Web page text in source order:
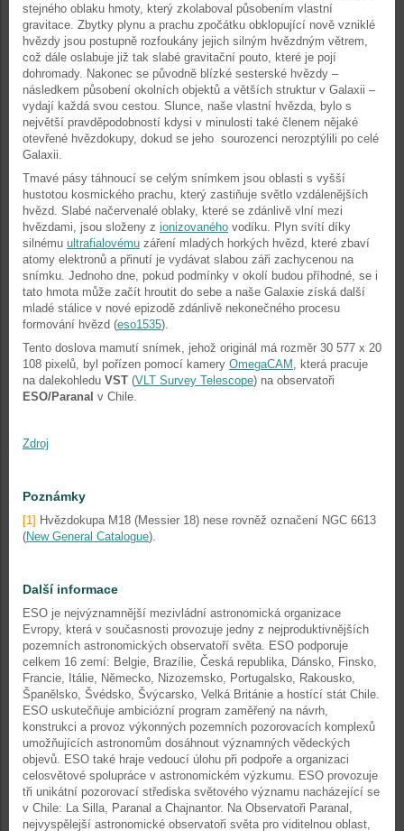
stejného oblaku hmoty, který zkolaboval působením vlastní
gravitace. Zbytky plynu a prachu zpočátku obklopující nově vzniklé
hvězdy jsou postupně rozfoukány jejich silným hvězdným větrem,
což dále oslabuje již tak slabé gravitační pouto, které je pojí
dohromady. Nakonec se původně blízké sesterské hvězdy –
následkem působení okolních objektů a větších struktur v Galaxii –
vydají každá svou cestou. Slunce, naše vlastní hvězda, bylo s
největší pravděpodobností kdysi v minulosti také členem nějaké
otevřené hvězdokupy, dokud se jeho sourozenci nerozptýlili po celé
Galaxii.
Tmavé pásy táhnoucí se celým snímkem jsou oblasti s vyšší
hustotou kosmického prachu, který zastiňuje světlo vzdálenějších
hvězd. Slabé načervenalé oblaky, které se zdánlivě vlní mezi
hvězdami, jsou složeny z ionizovaného vodíku. Plyn svítí díky
silnému ultrafialovému záření mladých horkých hvězd, které zbaví
atomy elektronů a přinutí je vydávat slabou záři zachycenou na
snímku. Jednoho dne, pokud podmínky v okolí budou příhodné, se i
tato hmota může začít hroutit do sebe a naše Galaxie získá další
mladé stálice v nové epizodě zdánlivě nekonečného procesu
formování hvězd (eso1535).
Tento doslova mamutí snímek, jehož originál má rozměr 30 577 x 20
108 pixelů, byl pořízen pomocí kamery OmegaCAM , která pracuje
na dalekohledu VST (VLT Survey Telescope) na observatoři
ESO/Paranal v Chile.
Zdroj
Poznámky
[1] Hvězdokupa M18 (Messier 18) nese rovněž označení NGC 6613
(New General Catalogue).
Další informace
ESO je nejvýznamnější mezivládní astronomická organizace
Evropy, která v současnosti provozuje jedny z nejproduktivnějších
pozemních astronomických observatoří světa. ESO podporuje
celkem 16 zemí: Belgie, Brazílie, Česká republika, Dánsko, Finsko,
Francie, Itálie, Německo, Nizozemsko, Portugalsko, Rakousko,
Španělsko, Švédsko, Švýcarsko, Velká Británie a hostící stát Chile.
ESO uskutečňuje ambiciózní program zaměřený na návrh,
konstrukci a provoz výkonných pozemních pozorovacích komplexů
umožňujících astronomům dosáhnout významných vědeckých
objevů. ESO také hraje vedoucí úlohu při podpoře a organizaci
celosvětové spolupráce v astronomickém výzkumu. ESO provozuje
tři unikátní pozorovací střediska světového významu nacházející se
v Chile: La Silla, Paranal a Chajnantor. Na Observatoři Paranal,
nejvyspělejší astronomické observatoři světa pro viditelnou oblast,